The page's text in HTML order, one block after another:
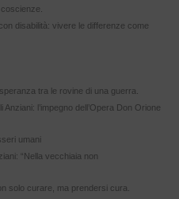
disabilità: vivere le differenze come
tra le rovine di una guerra.
l’impegno dell’Opera Don Orione
umani
“Nella vecchiaia non
solo curare, ma prendersi cura.